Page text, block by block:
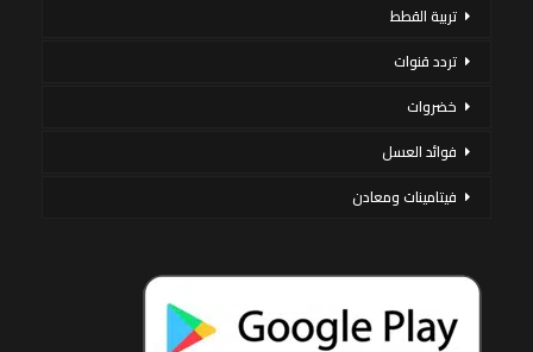
تربية القطط
تردد قنوات
خضروات
فوائد العسل
فيتامينات ومعادن